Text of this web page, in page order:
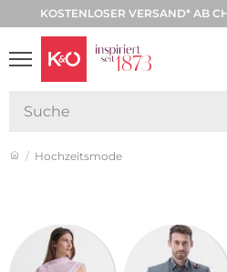
KOSTENLOSER VERSAND* AB
30 TAGE
Hochzeitsmode